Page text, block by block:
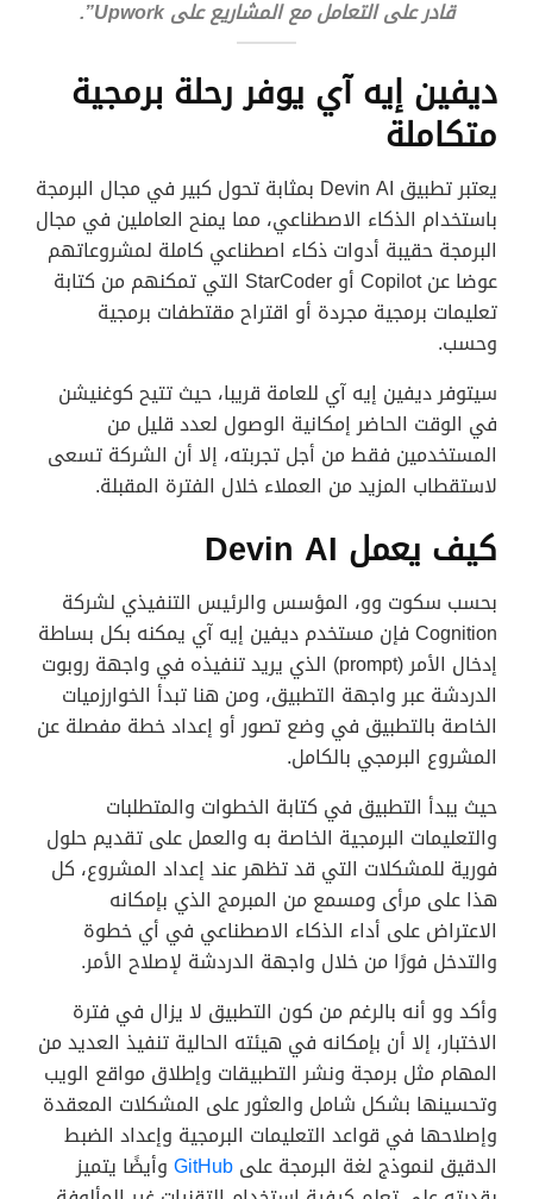
قادر على التعامل مع المشاريع على Upwork”.
ديفين إيه آي يوفر رحلة برمجية
متكاملة
يعتبر تطبيق Devin AI بمثابة تحول كبير في مجال البرمجة
باستخدام الذكاء الاصطناعي، مما يمنح العاملين في مجال
البرمجة حقيبة أدوات ذكاء اصطناعي كاملة لمشروعاتهم
عوضا عن Copilot أو StarCoder التي تمكنهم من كتابة
تعليمات برمجية مجردة أو اقتراح مقتطفات برمجية
وحسب.
سيتوفر ديفين إيه آي للعامة قريبا، حيث تتيح كوغنيشن
في الوقت الحاضر إمكانية الوصول لعدد قليل من
المستخدمين فقط من أجل تجربته، إلا أن الشركة تسعى
لاستقطاب المزيد من العملاء خلال الفترة المقبلة.
كيف يعمل
بحسب سكوت وو، المؤسس والرئيس التنفيذي لشركة
Cognition فإن مستخدم ديفين إيه آي يمكنه بكل بساطة
إدخال الأمر (prompt) الذي يريد تنفيذه في واجهة روبوت
الدردشة عبر واجهة التطبيق، ومن هنا تبدأ الخوارزميات
الخاصة بالتطبيق في وضع تصور أو إعداد خطة مفصلة عن
المشروع البرمجي بالكامل.
حيث يبدأ التطبيق في كتابة الخطوات والمتطلبات
والتعليمات البرمجية الخاصة به والعمل على تقديم حلول
فورية للمشكلات التي قد تظهر عند إعداد المشروع، كل
هذا على مرأى ومسمع من المبرمج الذي بإمكانه
الاعتراض على أداء الذكاء الاصطناعي في أي خطوة
والتدخل فورًا من خلال واجهة الدردشة لإصلاح الأمر.
وأكد وو أنه بالرغم من كون التطبيق لا يزال في فترة
الاختبار، إلا أن بإمكانه في هيئته الحالية تنفيذ العديد من
المهام مثل برمجة ونشر التطبيقات وإطلاق مواقع الويب
وتحسينها بشكل شامل والعثور على المشكلات المعقدة
وإصلاحها في قواعد التعليمات البرمجية وإعداد الضبط
الدقيق لنموذج لغة البرمجة علىGitHubوأيضًا يتميز